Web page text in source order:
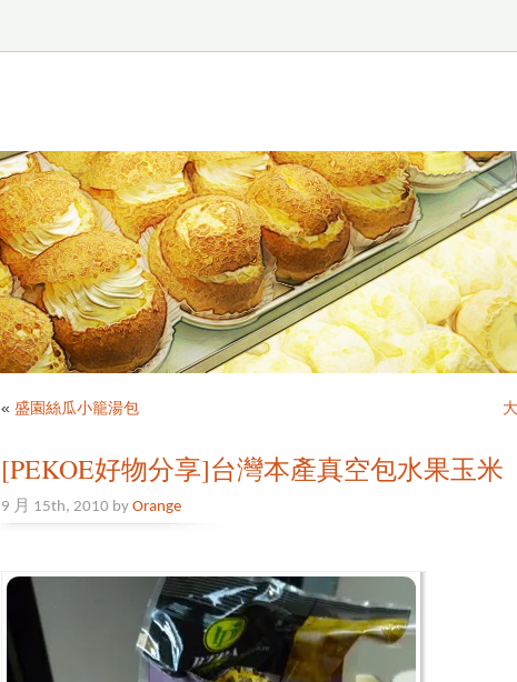
« 盛園絲瓜小籠湯包
[PEKOE好物分享]台灣本產真空包水果玉米
9 月 15th, 2010 byOrange